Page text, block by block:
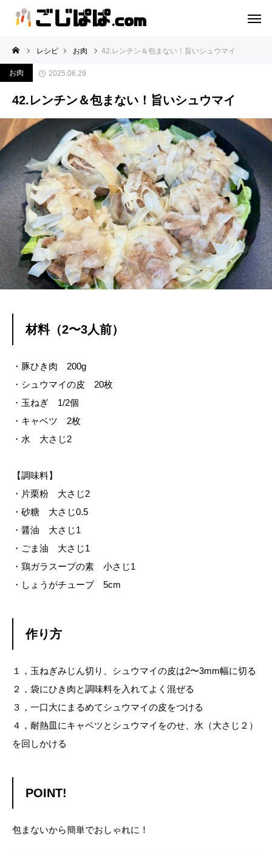
レシピ お肉 42.レンチン＆包まない！旨いシュウマイ
お肉 2025.06.29
42.レンチン＆包まない！旨いシュウマイ
材料（2〜3人前）
・豚ひき肉 200g
・シュウマイの皮 20枚
・玉ねぎ 1/2個
・キャベツ 2枚
・水 大さじ2
【調味料】
・片栗粉 大さじ2
・砂糖 大さじ0.5
・醤油 大さじ1
・ごま油 大さじ1
・鶏ガラスープの素 小さじ1
・しょうがチューブ 5cm
作り方
１，玉ねぎみじん切り、シュウマイの皮は2〜3mm幅に切る
２，袋にひき肉と調味料を入れてよく混ぜる
３，一口大にまるめてシュウマイの皮をつける
４，耐熱皿にキャベツとシュウマイをのせ、水（大さじ２）
を回しかける
POINT!
包まないから簡単でおしゃれに！